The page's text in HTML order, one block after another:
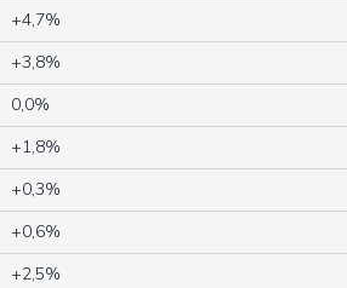
+4,7%
+3,8%
0,0%
+1,8%
+0,3%
+0,6%
+2,5%